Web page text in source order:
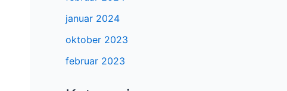
januar 2024
oktober 2023
februar 2023